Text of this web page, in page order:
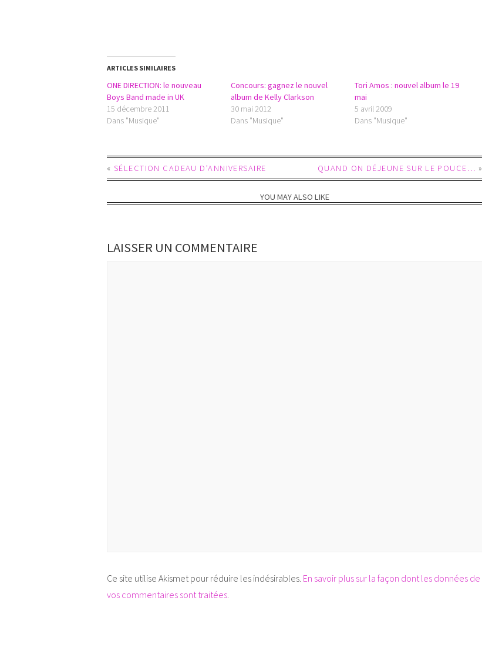
ARTICLES SIMILAIRES
ONE DIRECTION: le nouveau
Boys Band made in UK
15 décembre 2011
Dans "Musique"
Concours: gagnez le nouvel
album de Kelly Clarkson
30 mai 2012
Dans "Musique"
Tori Amos : nouvel album le 19
mai
5 avril 2009
Dans "Musique"
« SÉLECTION CADEAU D’ANNIVERSAIRE QUAND ON DÉJEUNE SUR LE POUCE… »
YOU MAY ALSO LIKE
LAISSER UN COMMENTAIRE
Ce site utilise Akismet pour réduire les indésirables. En savoir plus sur la façon dont les données de
vos commentaires sont traitées